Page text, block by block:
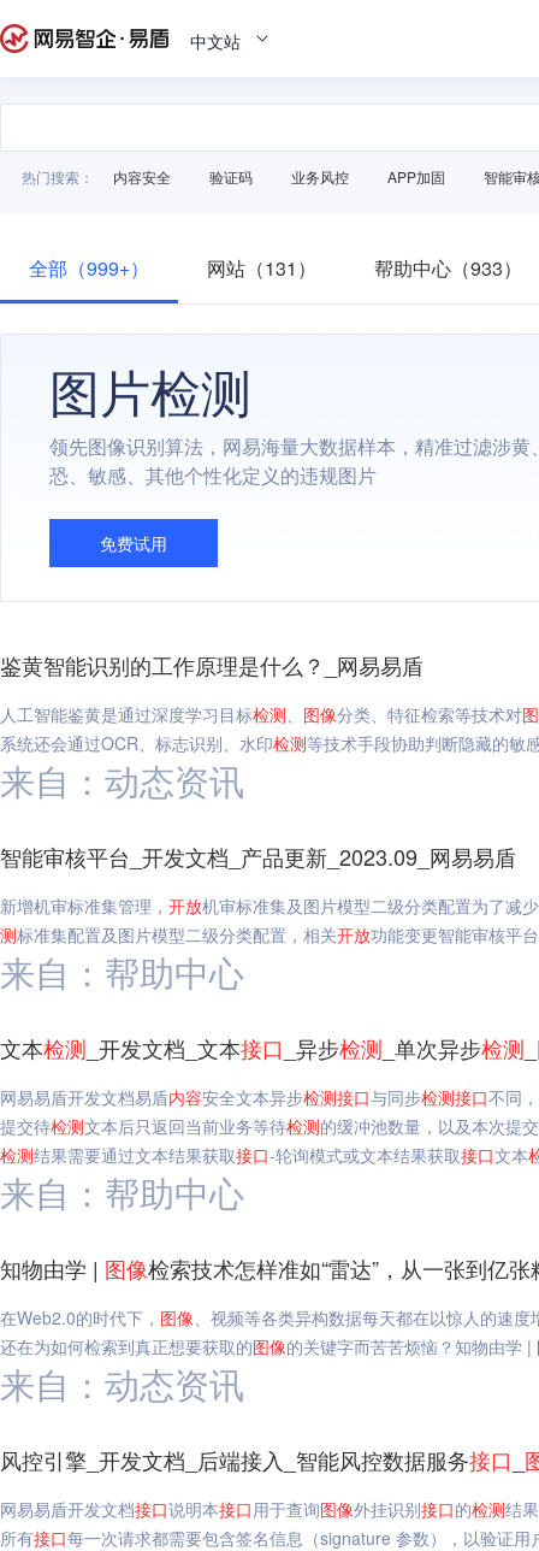
中文站
热门搜索： 内容安全 验证码 业务风控 APP加固 智能审
全部（999+） 网站（131） 帮助中心（933）
图片检测
领先图像识别算法，网易海量大数据样本，精准过滤涉黄
恐、敏感、其他个性化定义的违规图片
免费试用
鉴黄智能识别的工作原理是什么？_网易易盾
人工智能鉴黄是通过深度学习目标检测、 图像分类、特征检索等技术对
系统还会通过OCR、标志识别、水印检测等技术手段协助判断隐藏的敏
来自：动态资讯
智能审核平台_开发文档_产品更新_2023.09_网易易盾
新增机审标准集管理， 开放机审标准集及图片模型二级分类配置为了减
测标准集配置及图片模型二级分类配置，相关开放功能变更智能审核平
来自：帮助中心
文本检测 _开发文档_文本接口 _异步检测 _单次异步检测
网易易盾开发文档易盾内容安全文本异步检测接口与同步检测接口不同
提交待检测文本后只返回当前业务等待检测的缓冲池数量，以及本次提
检测结果需要通过文本结果获取接口-轮询模式或文本结果获取接口文本
来自：帮助中心
知物由学 | 图像检索技术怎样准如“雷达”，从一张到亿
在Web2.0的时代下， 图像、视频等各类异构数据每天都在以惊人的速
还在为如何检索到真正想要获取的图像的关键字而苦苦烦恼？知物由学 |
来自：动态资讯
风控引擎_开发文档_后端接入_智能风控数据服务接口
网易易盾开发文档接口说明本接口用于查询图像外挂识别接口的检测结
所有接口每一次请求都需要包含签名信息（signature 参数），以验证